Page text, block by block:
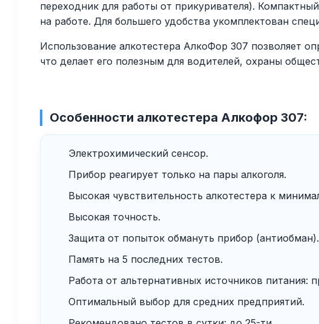
переходник для работы от прикуривателя).
на работе. Для большего удобства укомплектован
Использование алкотестера АлкоФор 307 позволяет
что делает его полезным для водителей, охраны
Особенности алкотестера Алкофор 307:
Электрохимический сенсор.
Прибор реагирует только на пары алкоголя.
Высокая чувствительность алкотестера к
Высокая точность.
Защита от попыток обмануть прибор (антиобман).
Память на 5 последних тестов.
Работа от альтернативных источников питания:
Оптимальный выбор для средних предприятий.